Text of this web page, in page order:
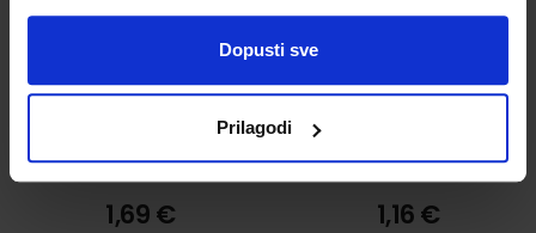
Dopusti sve
Prilagodi
1,69 € 1,16 €